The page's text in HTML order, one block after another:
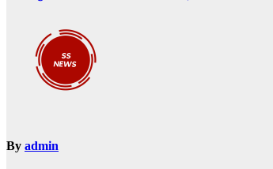
By admin